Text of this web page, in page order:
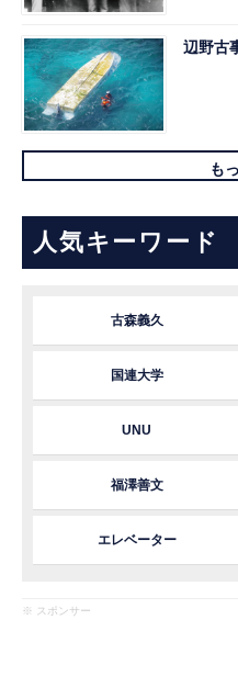
辺野古
も
人気キーワード
古森義久
国連大学
UNU
福澤善文
エレベーター
※ スポンサー